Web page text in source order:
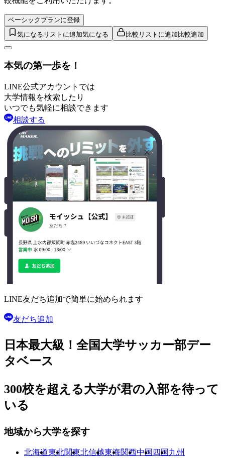
ベーシックプランに登録
気になるリストに追加気になる 比較リストに追加 比較追加
本気の第一歩を！
LINE公式アカウントでは
大学情報を検索したり
いつでも気軽に相談できます
相談する
LINE友だち追加で簡単に始められます
友だち追加
日本最大級！ 全国大学サッカー部デー
タベース
300校を超える大学が君の入部を待って
いる
地域から大学を探す
北海道東北関東北信越東海関西中国 四国 九州